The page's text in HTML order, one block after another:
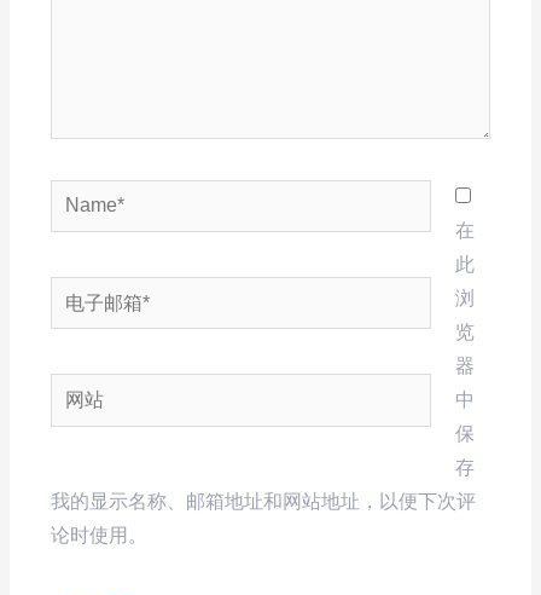
Name*
电
子
箱
*
网
站
在
此
浏
览
器
中
保
存
我的显示名称、邮箱地址和网站地址，以便下次评
论时使用。